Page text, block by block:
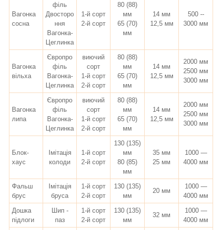
Вагонка
сосна
філь
Двосторо
ння
Вагонка-
Цеглинка
1-й сорт
2-й сорт
80 (88)
мм
65 (70)
мм
14 мм
12,5 мм
500 --
3000 мм
Вагонка
вільха
Європро
філь
Вагонка-
Цеглинка
виючий
сорт
1-й сорт
2-й сорт
80 (88)
мм
65 (70)
мм
14 мм
12,5 мм
2000 мм
2500 мм
3000 мм
Вагонка
липа
Європро
філь
Вагонка-
Цеглинка
виючий
сорт
1-й сорт
2-й сорт
80 (88)
мм
65 (70)
мм
14 мм
12,5 мм
2000 мм
2500 мм
3000 мм
Блок-
хаус
Імітація
колоди
1-й сорт
2-й сорт
130 (135)
мм
80 (85)
мм
35 мм
25 мм
1000 —
4000 мм
Фальш
брус
Імітація
бруса
1-й сорт
2-й сорт
130 (135)
мм
20 мм
1000 —
4000 мм
Дошка
підлоги
Шип -
паз
1-й сорт
2-й сорт
130 (135)
мм
32 мм
1000 —
4000 мм